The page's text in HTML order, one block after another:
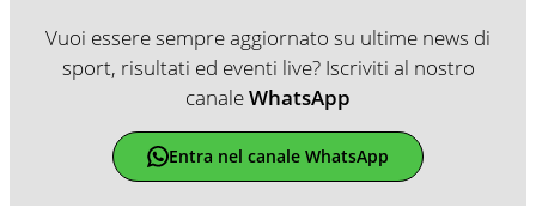
Vuoi essere sempre aggiornato su ultime news di
sport, risultati ed eventi live? Iscriviti al nostro
canaleWhatsApp
Entra nel canale WhatsApp